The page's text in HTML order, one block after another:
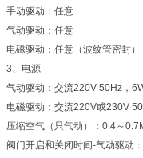
手动驱动：任意
气动驱动：任意
电磁驱动：任意（波纹管密封
3、电源
气动驱动：交流220V 50Hz，
电磁驱动：交流220V或230V
压缩空气（只气动）：0.4～
阀门开启和关闭时间-气动驱动